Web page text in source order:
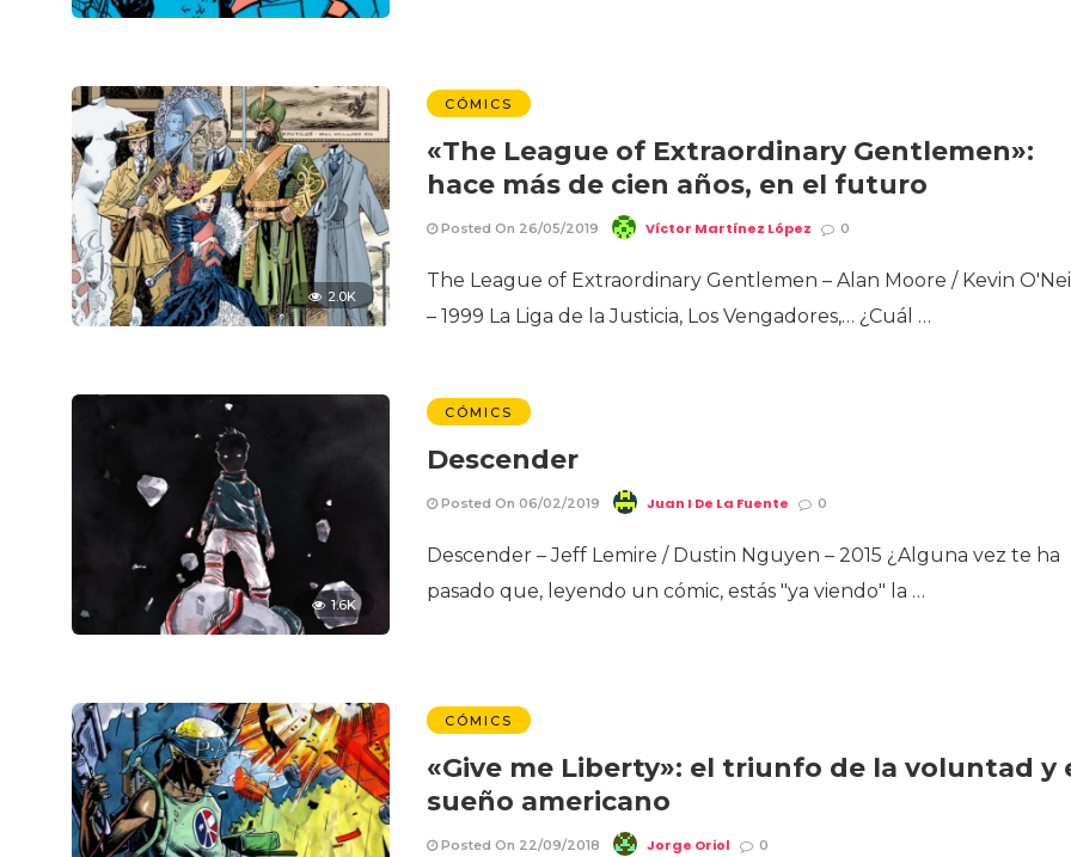
2.0K
CÓMICS
«The League of Extraordinary Gentlemen»:
hace más de cien años, en el futuro
Posted On 26/05/2019 Víctor Martínez López 0
The League of Extraordinary Gentlemen – Alan Moore / Kevin
– 1999 La Liga de la Justicia, Los Vengadores,… ¿Cuál …
1.6K
CÓMICS
Descender
Posted On 06/02/2019 Juan I De La Fuente 0
Descender – Jeff Lemire / Dustin Nguyen – 2015 ¿Alguna vez te ha
pasado que, leyendo un cómic, estás "ya viendo" la …
CÓMICS
«Give me Liberty»: el triunfo de la voluntad y
sueño americano
Posted On 22/09/2018 Jorge Oriol 0